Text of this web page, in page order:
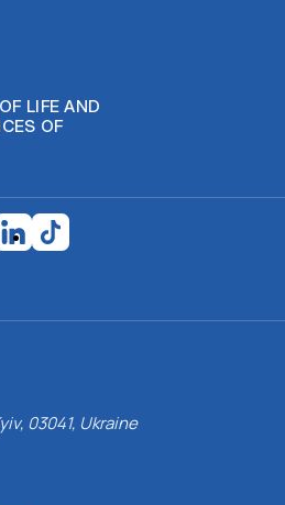
LIFE AND
OF
03041, Ukraine